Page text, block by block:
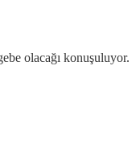
olacağı konuşuluyor.